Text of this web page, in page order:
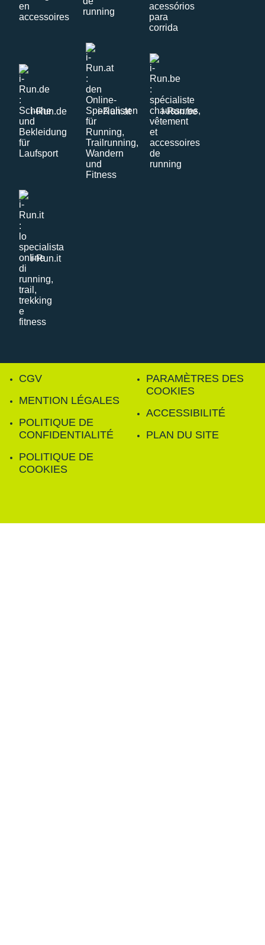
i-Run.de i-Run.at i-Run.be
i-Run.it
CGV
MENTION LÉGALES
POLITIQUE DE
CONFIDENTIALITÉ
POLITIQUE DE
COOKIES
PARAMÈTRES DES
COOKIES
ACCESSIBILITÉ
PLAN DU SITE